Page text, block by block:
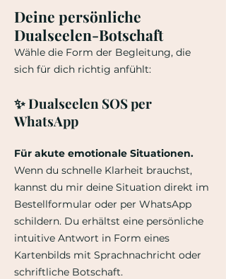
Deine persönliche
Dualseelen-Botschaft
Wähle die Form der Begleitung, die
sich für dich richtig anfühlt:
✨ Dualseelen SOS per
WhatsApp
Für akute emotionale Situationen.
Wenn du schnelle Klarheit brauchst,
kannst du mir deine Situation direkt im
Bestellformular oder per WhatsApp
schildern. Du erhältst eine persönliche
intuitive Antwort in Form eines
Kartenbilds mit Sprachnachricht oder
schriftliche Botschaft.